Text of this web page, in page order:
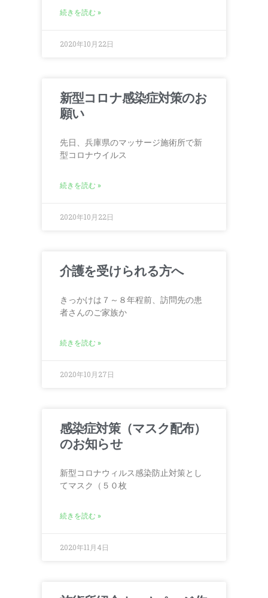
続きを読む »
2020年10月22日
新型コロナ感染症対策のお
願い
先日、兵庫県のマッサージ施術所で新
型コロナウイルス
続きを読む »
2020年10月22日
介護を受けられる方へ
きっかけは７～８年程前、訪問先の患
者さんのご家族か
続きを読む »
2020年10月27日
感染症対策（マスク配布）
のお知らせ
新型コロナウィルス感染防止対策とし
てマスク（５０枚
続きを読む »
2020年11月4日